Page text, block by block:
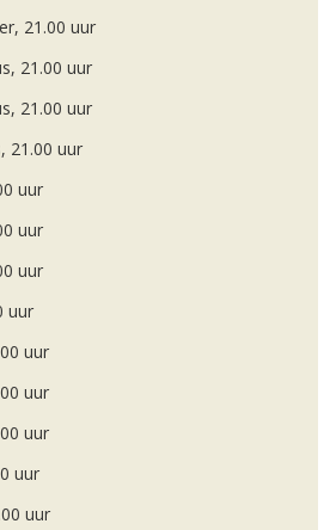
21.00 uur
21.00 uur
21.00 uur
21.00 uur
uur
uur
uur
uur
uur
uur
uur
uur
uur